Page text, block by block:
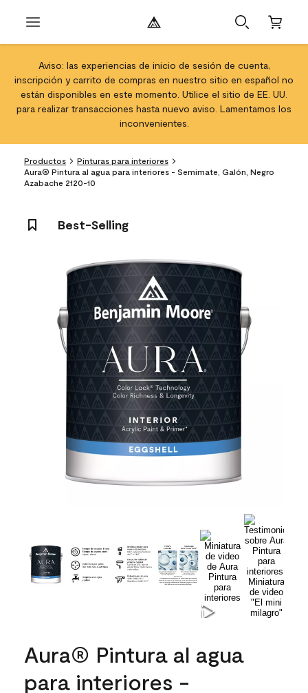
Aviso: las experiencias de inicio de sesión de cuenta,
inscripción y carrito de compras en nuestro sitio en español no
están disponibles en este momento. Utilice el sitio de EE. UU.
para realizar transacciones hasta nuevo aviso. Lamentamos los
inconvenientes.
Productos
Pinturas para interiores
Aura® Pintura al agua para interiores - Semimate, Galón, Negro
Azabache 2120-10
Best-Selling
Aura® Pintura al agua
para interiores -